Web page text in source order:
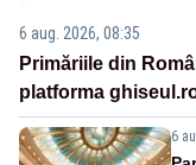
6 aug. 2026, 08:35
Primăriile din
platforma
6